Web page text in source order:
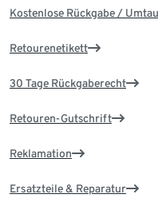
Kostenlose Rückgabe /
Retourenetikett
30 Tage Rückgaberecht
Retouren-Gutschrift
Reklamation
Ersatzteile & Reparatur